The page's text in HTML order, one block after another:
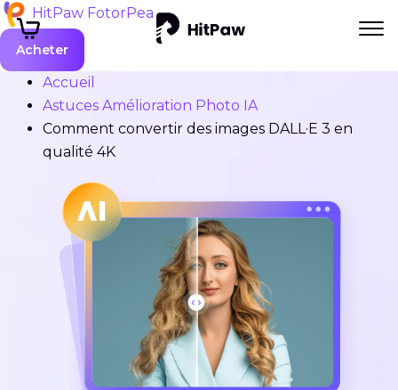
HitPaw FotorPea
Acheter
Accueil
Astuces Amélioration Photo IA
Comment convertir des images DALL·E 3 en
qualité 4K